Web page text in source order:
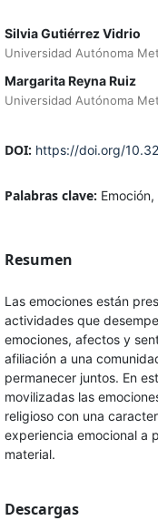
Silvia Gutiérrez Vidrio
Universidad Autónoma
Margarita Reyna Ruiz
Universidad Autónoma
DOI: https://doi.org/
Palabras clave:
Resumen
Las emociones están
actividades que
emociones, afectos y
afiliación a una
permanecer juntos. En
movilizadas las
religioso con una
experiencia emocional a
material.
Descargas